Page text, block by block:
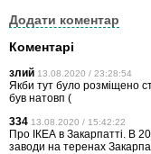
Додати коментар
Коментарі
злий 13.08.2020 / 23:28:54
Якби тут було розміщено
був натовп (
334 13.08.2020 / 15:42:22
Про ІКЕА в Закарпатті. В
заводи на теренах